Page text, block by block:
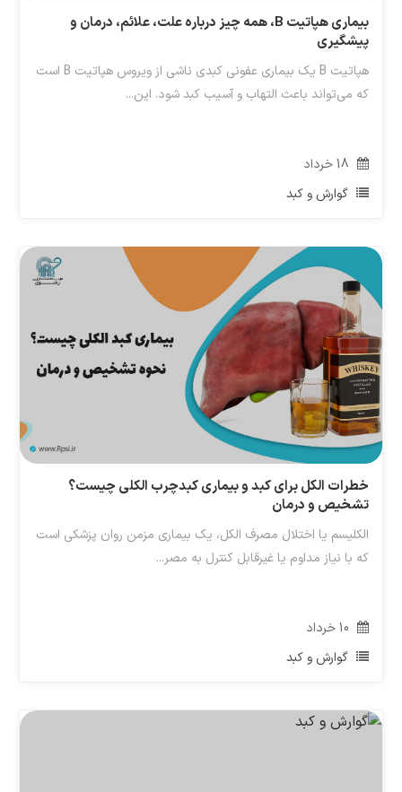
بیماری هپاتیت B، همه چیز درباره علت، علائم، درمان و
پیشگیری
هپاتیت B یک بیماری عفونی کبدی ناشی از ویروس هپاتیت B است
که می‌تواند باعث التهاب و آسیب کبد شود. این...
خرداد
گوارش و کبد
خطرات الکل برای کبد و بیماری کبدچرب الکلی چیست؟
تشخیص و درمان
الکلیسم یا اختلال مصرف الکل، یک بیماری مزمن روان‌ پزشکی است
که با نیاز مداوم یا غیرقابل کنترل به مصر...
خرداد
گوارش و کبد